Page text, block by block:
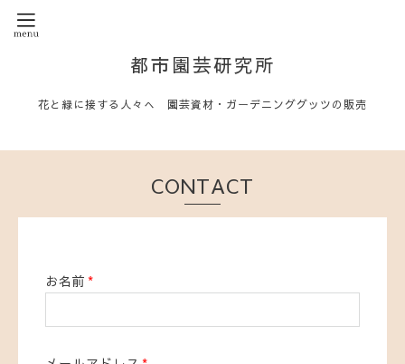
都市園芸研究所
花と緑に接する人々へ 園芸資材・ガーデニンググッツの販売
CONTACT
お名前 *